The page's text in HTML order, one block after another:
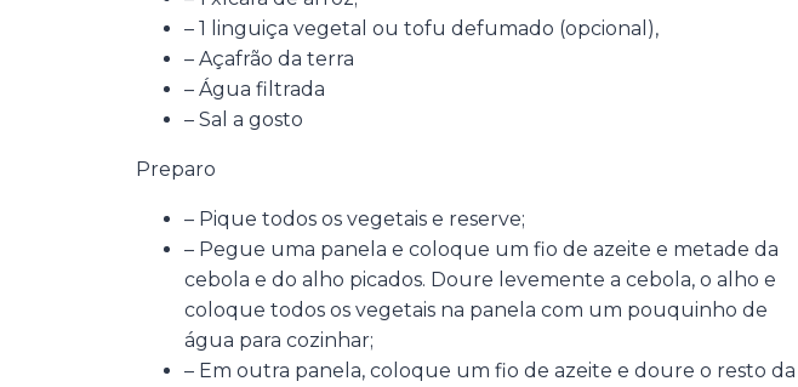
– 1 linguiça vegetal ou tofu defumado (opcional),
– Açafrão da terra
– Água filtrada
– Sal a gosto
Preparo
– Pique todos os vegetais e reserve;
– Pegue uma panela e coloque um fio de azeite e metade da
cebola e do alho picados. Doure levemente a cebola, o alho e
coloque todos os vegetais na panela com um pouquinho de
água para cozinhar;
– Em outra panela, coloque um fio de azeite e doure o resto da